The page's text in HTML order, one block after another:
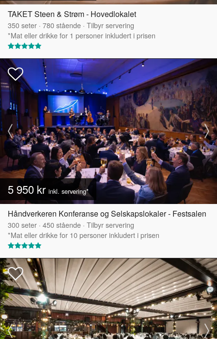
TAKET Steen & Strøm - Hovedlokalet
350seter · 780stående · Tilbyr servering
*Mat eller drikke for 1 personer inkludert i prisen
5 950 kr inkl. servering*
Håndverkeren Konferanse og Selskapslokaler - Festsalen
300seter · 450stående · Tilbyr servering
*Mat eller drikke for 10 personer inkludert i prisen